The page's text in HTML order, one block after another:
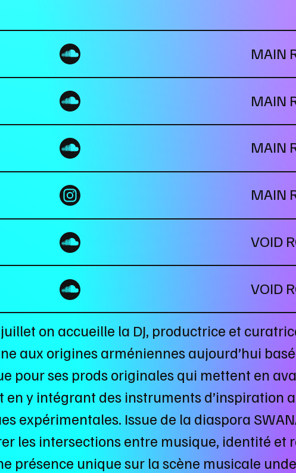
MAIN
MAIN
MAIN
MAIN
VOID
VOID
on accueille la DJ, productrice et
aux origines arméniennes aujourd’hui
pour ses prods originales qui mettent en
en y intégrant des instruments d’inspiration
expérimentales. Issue de la diaspora
les intersections entre musique, identité et
présence unique sur la scène musicale